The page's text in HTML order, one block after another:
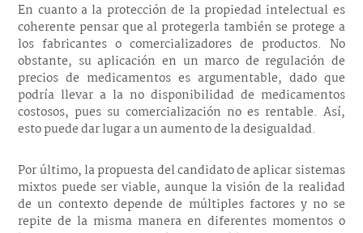
En cuanto a la protección de la propiedad intelectual es
coherente pensar que al protegerla también se protege a
los fabricantes o comercializadores de productos. No
obstante, su aplicación en un marco de regulación de
precios de medicamentos es argumentable, dado que
podría llevar a la no disponibilidad de medicamentos
costosos, pues su comercialización no es rentable. Así,
esto puede dar lugar a un aumento de la desigualdad.
Por último, la propuesta del candidato de aplicar sistemas
mixtos puede ser viable, aunque la visión de la realidad
de un contexto depende de múltiples factores y no se
repite de la misma manera en diferentes momentos o